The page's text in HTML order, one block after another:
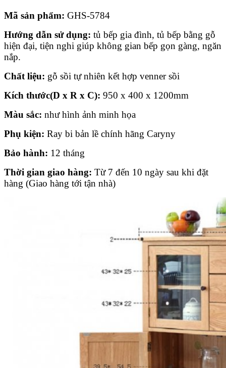
Mã sản phẩm: GHS-5784
Hướng dẫn sử dụng: tủ bếp gia đình, tủ bếp bằng gỗ
hiện đại, tiện nghi giúp không gian bếp gọn gàng, ngăn
nắp.
Chất liệu: gỗ sồi tự nhiên kết hợp venner sồi
Kích thước(D x R x C): 950 x 400 x 1200mm
Màu sắc: như hình ảnh minh họa
Phụ kiện: Ray bi bản lề chính hãng Caryny
Bảo hành: 12 tháng
Thời gian giao hàng: Từ 7 đến 10 ngày sau khi đặt
hàng (Giao hàng tới tận nhà)